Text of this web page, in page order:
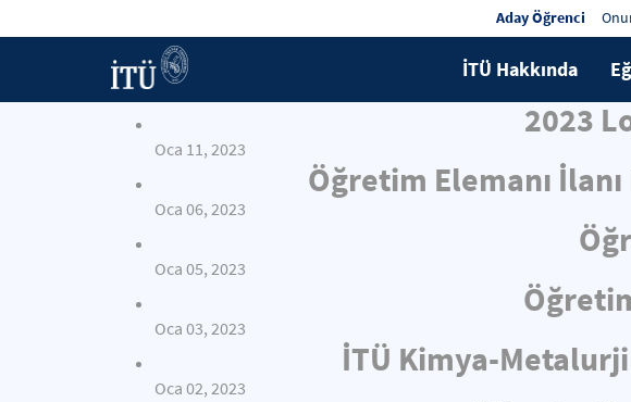
Aday Öğrenci
İTÜ Hakkında
2023
Oca 11, 2023
Öğretim Elemanı
Oca 06, 2023
Oca 05, 2023
Oca 03, 2023
İTÜ Kimya-
Oca 02, 2023